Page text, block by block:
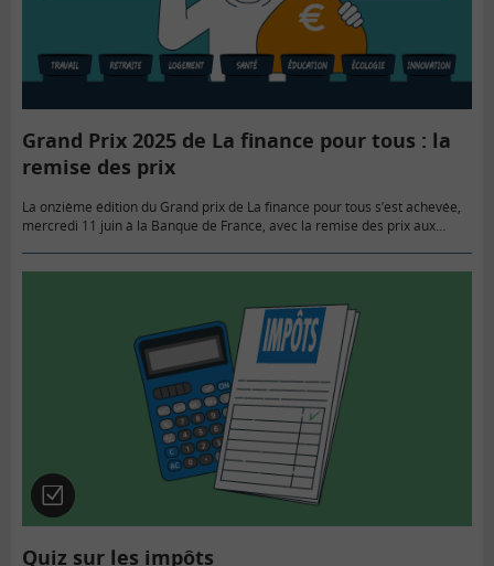
Grand Prix 2025 de La finance pour tous : la
remise des prix
La onzième édition du Grand prix de La finance pour tous s’est achevée,
mercredi 11 juin à la Banque de France, avec la remise des prix aux
Quiz
Quiz sur les impôts